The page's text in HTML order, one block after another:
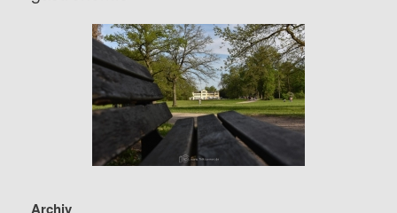
Archiv